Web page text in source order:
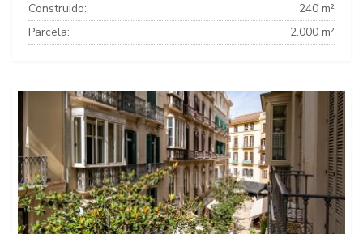
Construido:
240 m²
Parcela:
2.000 m²